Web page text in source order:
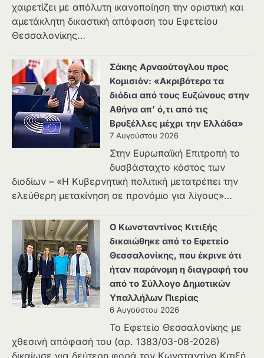
χαιρετίζει με απόλυτη ικανοποίηση την οριστική και
αμετάκλητη δικαστική απόφαση του Εφετείου
Θεσσαλονίκης…
Σάκης Αρναούτογλου προς
Κομισιόν: «Ακριβότερα τα
διόδια από τους Ευζώνους στην
Αθήνα απ’ ό,τι από τις
Βρυξέλλες μέχρι την Ελλάδα»
7 Αυγούστου 2026
Στην Ευρωπαϊκή Επιτροπή το
δυσβάσταχτο κόστος των
διοδίων – «Η Κυβερνητική πολιτική μετατρέπει την
ελεύθερη μετακίνηση σε προνόμιο για λίγους»…
Ο Κωνσταντίνος Κιτιξής
δικαιώθηκε από το Εφετείο
Θεσσαλονίκης, που έκρινε ότι
ήταν παράνομη η διαγραφή του
από το Σύλλογο Δημοτικών
Υπαλλήλων Πιερίας
6 Αυγούστου 2026
Το Εφετείο Θεσσαλονίκης με
χθεσινή απόφασή του (αρ. 1383/03-08-2026)
δικαίωσε για δεύτερη φορά τον Κωνσταντίνο Κιτιξή,